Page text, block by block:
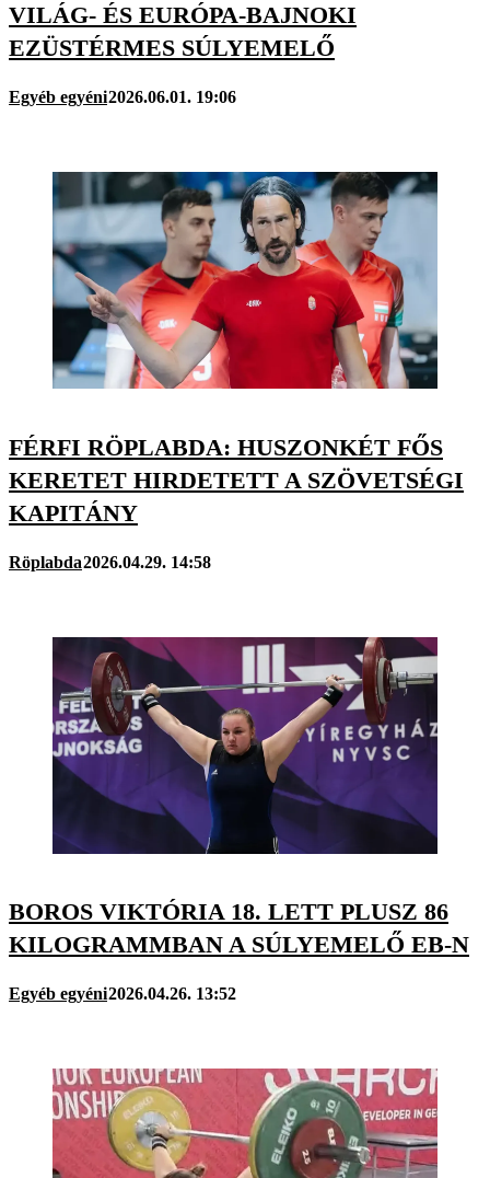
VILÁG- ÉS EURÓPA-BAJNOKI
EZÜSTÉRMES SÚLYEMELŐ
Egyéb egyéni2026.06.01. 19:06
FÉRFI RÖPLABDA: HUSZONKÉT FŐS
KERETET HIRDETETT A SZÖVETSÉGI
KAPITÁNY
Röplabda2026.04.29. 14:58
BOROS VIKTÓRIA 18. LETT PLUSZ 86
KILOGRAMMBAN A SÚLYEMELŐ EB-N
Egyéb egyéni2026.04.26. 13:52